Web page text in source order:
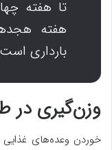
تا هفته
هفته
بارداری
وزن‌گیری در
خوردن وعده‌های غذایی